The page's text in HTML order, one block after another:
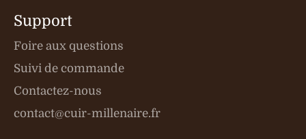
Support
Foire aux questions
Suivi de commande
Contactez-nous
contact@cuir-millenaire.fr